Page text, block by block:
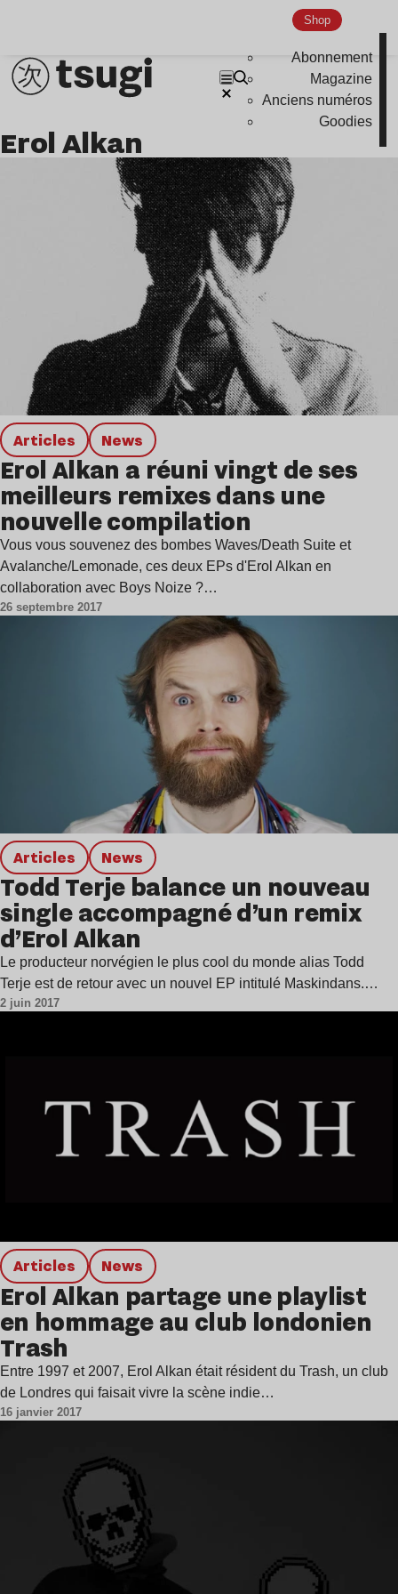
Shop
Abonnement
Magazine
Anciens numéros
Goodies
Erol Alkan
Articles news
Erol Alkan a réuni vingt de ses
meilleurs remixes dans une
nouvelle compilation
Vous vous souvenez des bombes Waves/Death Suite et
Avalanche/Lemonade, ces deux EPs d'Erol Alkan en
collaboration avec Boys Noize ?…
26 septembre 2017
Articles news
Todd Terje balance un nouveau
single accompagné d’un remix
d’Erol Alkan
Le producteur norvégien le plus cool du monde alias Todd
Terje est de retour avec un nouvel EP intitulé Maskindans.…
2 juin 2017
Articles news
Erol Alkan partage une playlist
en hommage au club londonien
Trash
Entre 1997 et 2007, Erol Alkan était résident du Trash, un club
de Londres qui faisait vivre la scène indie…
16 janvier 2017